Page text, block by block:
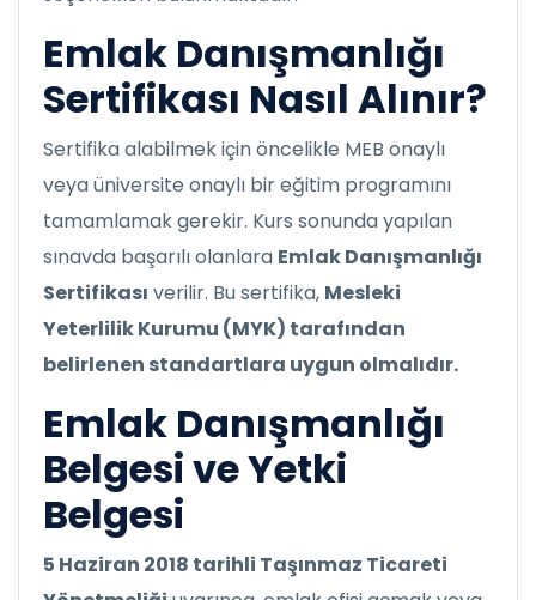
Emlak Danışmanlığı
Sertifikası Nasıl Alınır?
Sertifika alabilmek için öncelikle MEB onaylı
veya üniversite onaylı bir eğitim programını
tamamlamak gerekir. Kurs sonunda yapılan
sınavda başarılı olanlara Emlak Danışmanlığı
Sertifikası verilir. Bu sertifika, Mesleki
Yeterlilik Kurumu (MYK) tarafından
belirlenen standartlara uygun olmalıdır.
Emlak Danışmanlığı
Belgesi ve Yetki
Belgesi
5 Haziran 2018 tarihli Taşınmaz Ticareti